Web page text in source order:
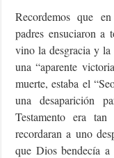
Recordemos que
padres ensuciaron a
vino la desgracia y la
una “aparente
muerte, estaba el
una desaparición
Testamento era
recordaran a uno
que Dios bendecía